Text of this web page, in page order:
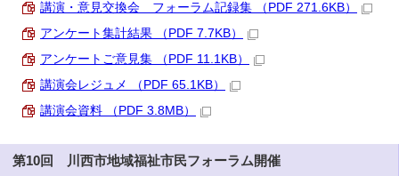
講演・意見交換会 フォーラム記録集 （PDF 271.6KB）
アンケート集計結果 （PDF 7.7KB）
アンケートご意見集 （PDF 11.1KB）
講演会レジュメ （PDF 65.1KB）
講演会資料 （PDF 3.8MB）
第10回 川西市地域福祉市民フォーラム開催